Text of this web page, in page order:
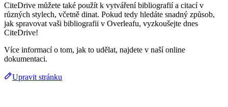
CiteDrive můžete také použít k vytváření bibliografií a citací v
různých stylech, včetně dinat. Pokud tedy hledáte snadný způsob,
jak spravovat vaši bibliografii v Overleafu, vyzkoušejte dnes
CiteDrive!
Více informací o tom, jak to udělat, najdete v naší online
dokumentaci.
Upravit stránku